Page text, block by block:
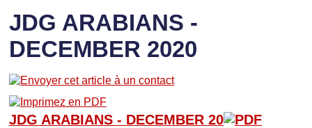
JDG ARABIANS -
DECEMBER 2020
JDG ARABIANS - DECEMBER 20